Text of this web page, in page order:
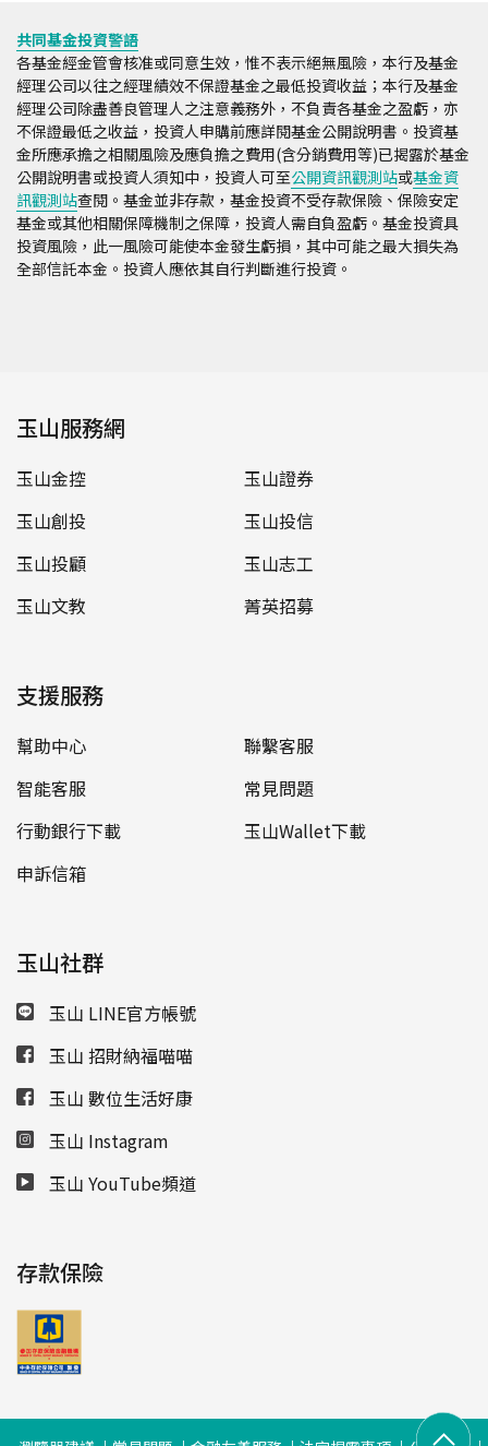
共同基金投資警語
各基金經金管會核准或同意生效，惟不表示絕無風險，本行及基金
經理公司以往之經理績效不保證基金之最低投資收益；本行及基金
經理公司除盡善良管理人之注意義務外，不負責各基金之盈虧，亦
不保證最低之收益，投資人申購前應詳閱基金公開說明書。投資基
金所應承擔之相關風險及應負擔之費用(含分銷費用等)已揭露於基金
公開說明書或投資人須知中，投資人可至公開資訊觀測站或基金資
訊觀測站查閱。基金並非存款，基金投資不受存款保險、保險安定
基金或其他相關保障機制之保障，投資人需自負盈虧。基金投資具
投資風險，此一風險可能使本金發生虧損，其中可能之最大損失為
全部信託本金。投資人應依其自行判斷進行投資。
玉山服務網
玉山金控
玉山證券
玉山創投
玉山投信
玉山投顧
玉山志工
玉山文教
菁英招募
支援服務
幫助中心
聯繫客服
智能客服
常見問題
行動銀行下載
玉山Wallet下載
申訴信箱
玉山社群
玉山 LINE官方帳號
玉山 招財納福喵喵
玉山 數位生活好康
玉山 Instagram
玉山 YouTube頻道
存款保險